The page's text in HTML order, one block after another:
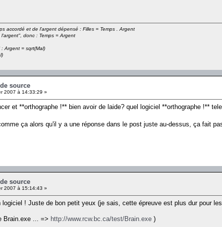
accordé et de l'argent dépensé : Filles = Temps . Argent
donc : Temps = Argent
Argent = sqrt(Mal)
source
2007 à 14:33:29 »
et **orthographe !** bien avoir de laide? quel logiciel **orthographe !**
ça alors qu'il y a une réponse dans le post juste au-dessus, ça fait
source
2007 à 15:14:43 »
logiciel ! Juste de bon petit yeux (je sais, cette épreuve est plus dur pour
Brain.exe ... => http://www.rcw.bc.ca/test/Brain.exe )